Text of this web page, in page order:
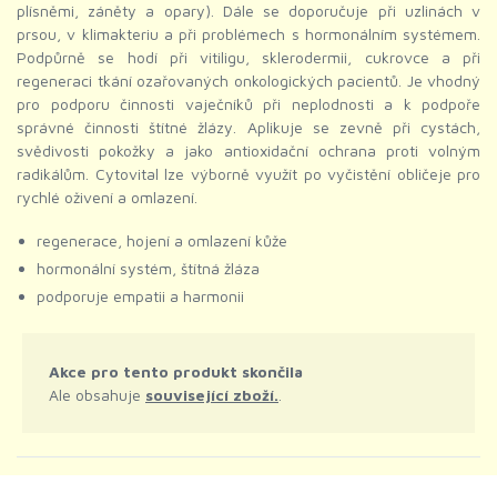
plísněmi, záněty a opary). Dále se doporučuje při uzlinách v
prsou, v klimakteriu a při problémech s hormonálním systémem.
Podpůrně se hodí při vitiligu, sklerodermii, cukrovce a při
regeneraci tkání ozařovaných onkologických pacientů. Je vhodný
pro podporu činnosti vaječníků při neplodnosti a k podpoře
správné činnosti štítné žlázy. Aplikuje se zevně při cystách,
svědivosti pokožky a jako antioxidační ochrana proti volným
radikálům. Cytovital lze výborně využít po vyčistění obličeje pro
rychlé oživení a omlazení.
regenerace, hojení a omlazení kůže
hormonální systém, štítná žláza
podporuje empatii a harmonii
Akce pro tento produkt skončila
Ale obsahuje související zboží.